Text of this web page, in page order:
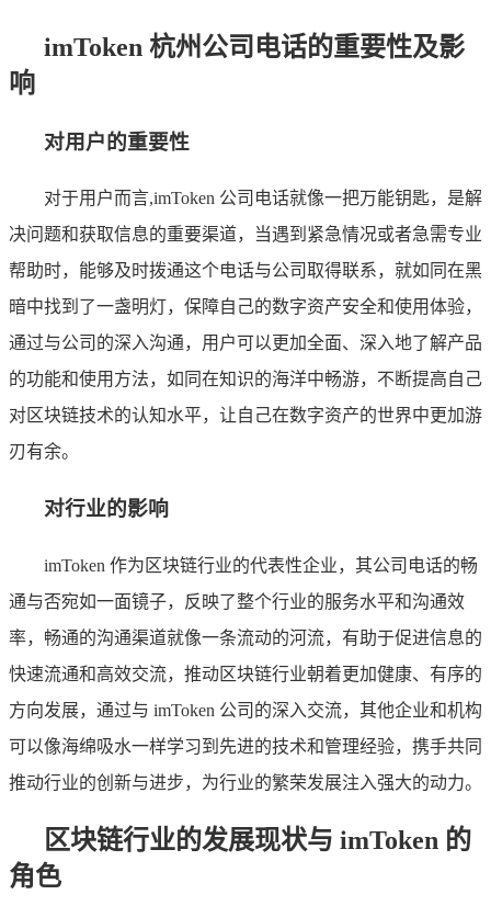
imToken 杭州公司电话的重要性及影
响
对用户的重要性
对于用户而言,imToken 公司电话就像一把万能钥匙，是解
决问题和获取信息的重要渠道，当遇到紧急情况或者急需专业
帮助时，能够及时拨通这个电话与公司取得联系，就如同在黑
暗中找到了一盏明灯，保障自己的数字资产安全和使用体验，
通过与公司的深入沟通，用户可以更加全面、深入地了解产品
的功能和使用方法，如同在知识的海洋中畅游，不断提高自己
对区块链技术的认知水平，让自己在数字资产的世界中更加游
刃有余。
对行业的影响
imToken 作为区块链行业的代表性企业，其公司电话的畅
通与否宛如一面镜子，反映了整个行业的服务水平和沟通效
率，畅通的沟通渠道就像一条流动的河流，有助于促进信息的
快速流通和高效交流，推动区块链行业朝着更加健康、有序的
方向发展，通过与 imToken 公司的深入交流，其他企业和机构
可以像海绵吸水一样学习到先进的技术和管理经验，携手共同
推动行业的创新与进步，为行业的繁荣发展注入强大的动力。
区块链行业的发展现状与 imToken 的
角色